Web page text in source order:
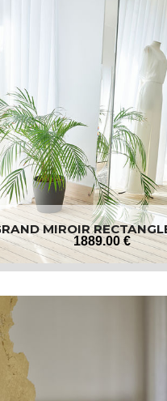
MIROIR
1889.00 €